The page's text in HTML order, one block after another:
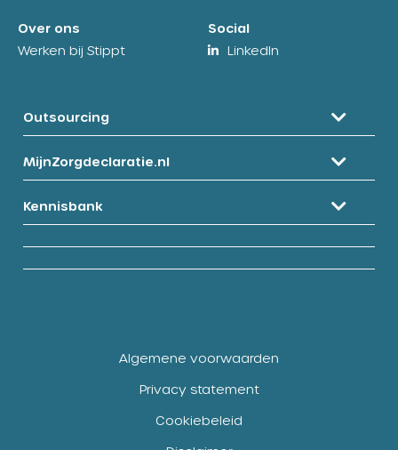
Over ons
Werken bij Stippt
Social
LinkedIn
Outsourcing
MijnZorgdeclaratie.nl
Kennisbank
Algemene voorwaarden
Privacy statement
Cookiebeleid